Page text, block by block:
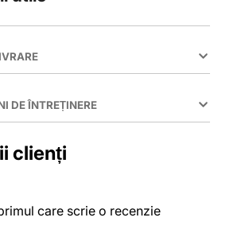
DE ÎNTREȚINERE
clienți
care scrie o recenzie